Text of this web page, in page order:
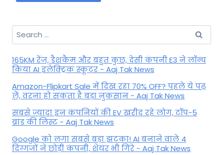
Search
for:
165KM रेंज, डैशकैम और बहुत कुछ, देसी कंपनी E3 ने लॉन्च
किया AI इलेक्ट्रिक स्कूटर - Aaj Tak News
Amazon-Flipkart Sale में दिख रहा 70% OFF? पहले ये पढ़
लें, वरना हो सकता है बड़ा नुकसान - Aaj Tak News
सबसे ज्यादा इन कंपनियों की EV खरीद रहे लोग, टॉप-5
ब्रांड की लिस्ट - Aaj Tak News
Google को लगा सबसे बड़ा झटका! AI बनाने वाले 4
दिग्गजों ने छोड़ी कंपनी, शेयर भी गिरे - Aaj Tak News